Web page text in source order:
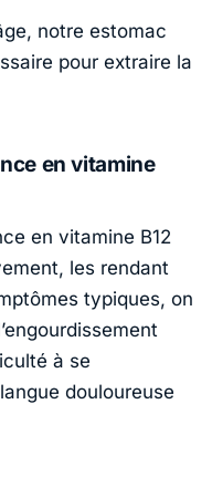
notre estomac
pour extraire la
en vitamine
en vitamine B12
les rendant
typiques, on
à se
douloureuse